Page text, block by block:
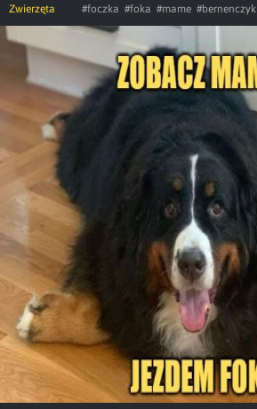
Zwierzęta #foczka #foka #mame #bernenczyk